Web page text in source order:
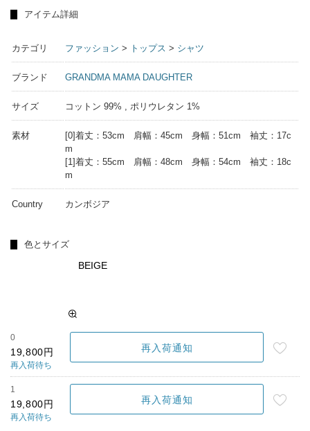
アイテム詳細
カテゴリ ファッション > トップス > シャツ
ブランド GRANDMA MAMA DAUGHTER
サイズ コットン 99% , ポリウレタン 1%
素材
[0]着丈：53cm 肩幅：45cm 身幅：51cm 袖丈：17c
m
[1]着丈：55cm 肩幅：48cm 身幅：54cm 袖丈：18c
m
Country カンボジア
色とサイズ
BEIGE
0
19,800円
再入荷待ち
再入荷通知
1
19,800円
再入荷待ち
再入荷通知